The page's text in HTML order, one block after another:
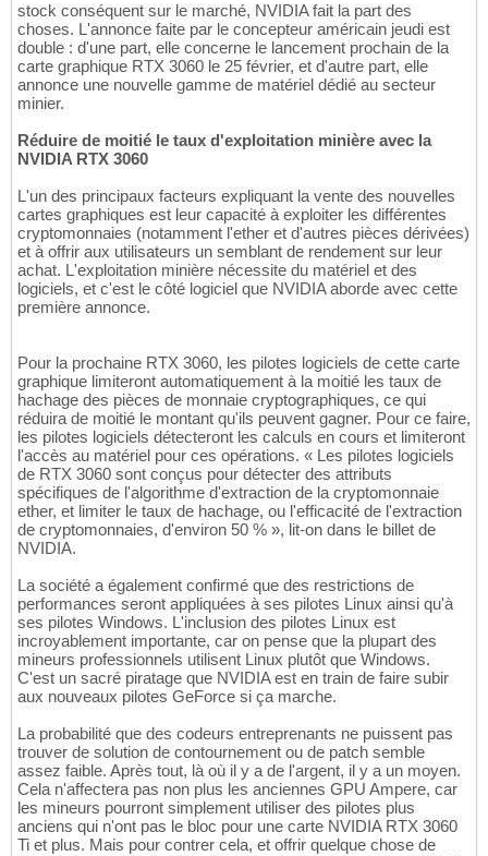
stock conséquent sur le marché, NVIDIA fait la part des
choses. L'annonce faite par le concepteur américain jeudi est
double : d'une part, elle concerne le lancement prochain de la
carte graphique RTX 3060 le 25 février, et d'autre part, elle
annonce une nouvelle gamme de matériel dédié au secteur
minier.
Réduire de moitié le taux d'exploitation minière avec la
NVIDIA RTX 3060
L'un des principaux facteurs expliquant la vente des nouvelles
cartes graphiques est leur capacité à exploiter les différentes
cryptomonnaies (notamment l'ether et d'autres pièces dérivées)
et à offrir aux utilisateurs un semblant de rendement sur leur
achat. L'exploitation minière nécessite du matériel et des
logiciels, et c'est le côté logiciel que NVIDIA aborde avec cette
première annonce.
Pour la prochaine RTX 3060, les pilotes logiciels de cette carte
graphique limiteront automatiquement à la moitié les taux de
hachage des pièces de monnaie cryptographiques, ce qui
réduira de moitié le montant qu'ils peuvent gagner. Pour ce faire,
les pilotes logiciels détecteront les calculs en cours et limiteront
l'accès au matériel pour ces opérations. « Les pilotes logiciels
de RTX 3060 sont conçus pour détecter des attributs
spécifiques de l'algorithme d'extraction de la cryptomonnaie
ether, et limiter le taux de hachage, ou l'efficacité de l'extraction
de cryptomonnaies, d'environ 50 % », lit-on dans le billet de
NVIDIA.
La société a également confirmé que des restrictions de
performances seront appliquées à ses pilotes Linux ainsi qu'à
ses pilotes Windows. L'inclusion des pilotes Linux est
incroyablement importante, car on pense que la plupart des
mineurs professionnels utilisent Linux plutôt que Windows.
C'est un sacré piratage que NVIDIA est en train de faire subir
aux nouveaux pilotes GeForce si ça marche.
La probabilité que des codeurs entreprenants ne puissent pas
trouver de solution de contournement ou de patch semble
assez faible. Après tout, là où il y a de l'argent, il y a un moyen.
Cela n'affectera pas non plus les anciennes GPU Ampere, car
les mineurs pourront simplement utiliser des pilotes plus
anciens qui n'ont pas le bloc pour une carte NVIDIA RTX 3060
Ti et plus. Mais pour contrer cela, et offrir quelque chose de